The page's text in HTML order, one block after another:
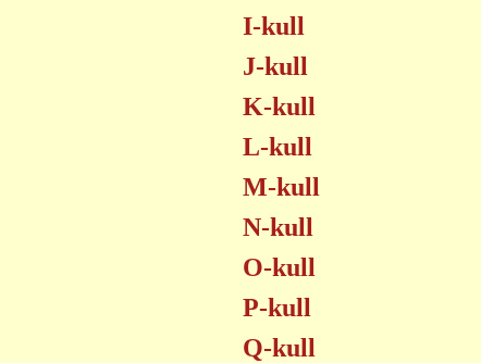
I-kull
J-kull
K-kull
L-kull
M-kull
N-kull
O-kull
P-kull
Q-kull